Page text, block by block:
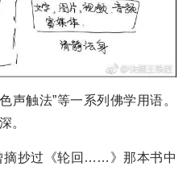
声触法”等一系列佛学用语。
。
摘抄过《轮回……》那本书中